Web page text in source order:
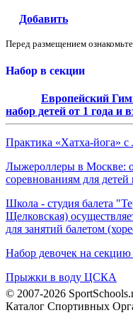
Добавить
Перед размещением
Набор в секции
Европейский
набор детей от 1 года и
Практика «Хатха-йога»
Лыжероллеры в Москве:
соревнованиям для детей
Школа - студия балета
Щелковская)
для занятий балетом
Набор девочек на
Прыжки в воду ЦСКА
© 2007-2026
Каталог Спортивных